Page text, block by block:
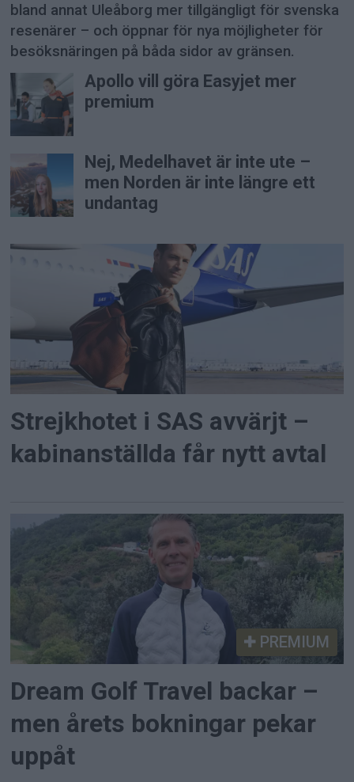
bland annat Uleåborg mer tillgängligt för svenska
resenärer – och öppnar för nya möjligheter för
besöksnäringen på båda sidor av gränsen.
Apollo vill göra Easyjet mer
premium
Nej, Medelhavet är inte ute –
men Norden är inte längre ett
undantag
Strejkhotet i SAS avvärjt –
kabinanställda får nytt avtal
PREMIUM
Dream Golf Travel backar –
men årets bokningar pekar
uppåt